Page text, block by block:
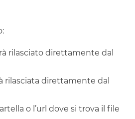
rilasciato direttamente dal
rilasciata direttamente dal
o l’url dove si trova il file